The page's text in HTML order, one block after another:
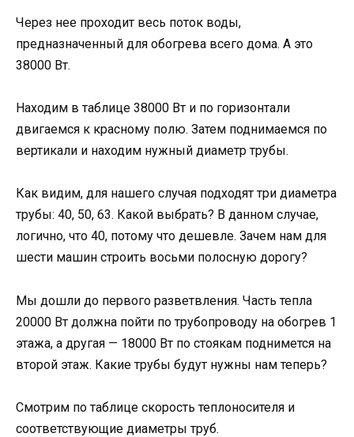
Через нее проходит весь поток воды,
предназначенный для обогрева всего дома. А это
38000 Вт.
Находим в таблице 38000 Вт и по горизонтали
двигаемся к красному полю. Затем поднимаемся по
вертикали и находим нужный диаметр трубы.
Как видим, для нашего случая подходят три диаметра
трубы: 40, 50, 63. Какой выбрать? В данном случае,
логично, что 40, потому что дешевле. Зачем нам для
шести машин строить восьми полосную дорогу?
Мы дошли до первого разветвления. Часть тепла
20000 Вт должна пойти по трубопроводу на обогрев 1
этажа, а другая — 18000 Вт по стоякам поднимется на
второй этаж. Какие трубы будут нужны нам теперь?
Смотрим по таблице скорость теплоносителя и
соответствующие диаметры труб.